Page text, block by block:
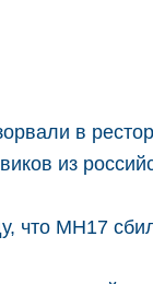
в
из
что MH17